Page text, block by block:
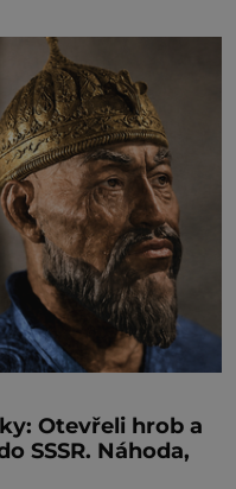
Otevřeli hrob a
SSSR. Náhoda,